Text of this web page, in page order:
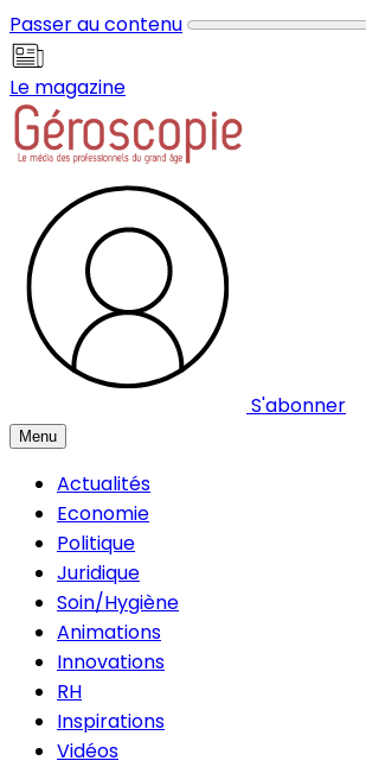
Passer au contenu
Le magazine
S'abonner
Menu
Actualités
Economie
Politique
Juridique
Soin/Hygiène
Animations
Innovations
RH
Inspirations
Vidéos
Panneau de gestion des cookies